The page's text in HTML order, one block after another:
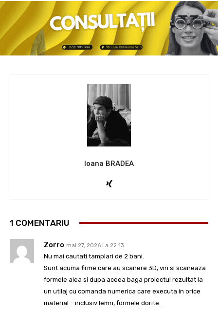
Ioana BRADEA
1 COMENTARIU
Zorro mai 27, 2026 La 22:13
Nu mai cautati tamplari de 2 bani.
Sunt acuma firme care au scanere 3D, vin si scaneaza
formele alea si dupa aceea baga proiectul rezultat la
un utilaj cu comanda numerica care executa in orice
material – inclusiv lemn, formele dorite.